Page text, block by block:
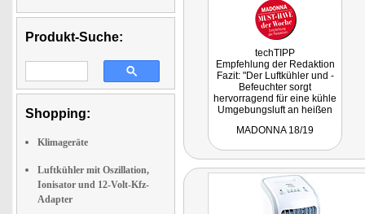
Produkt-Suche:
Shopping:
Klimageräte
Luftkühler mit Oszillation,
Ionisator und 12-Volt-Kfz-
Adapter
techTIPP
Empfehlung der Redaktion
Fazit: "Der Luftkühler und -
Befeuchter sorgt
hervorragend für eine kühle
Umgebungsluft an heißen
MADONNA 18/19